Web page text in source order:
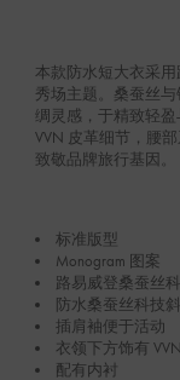
本款防水短大衣采
秀场主题。桑蚕丝
绸灵感，于精致轻
VVN 皮革细节，腰
致敬品牌旅行基因。
标准版型
Monogram 图案
路易威登桑蚕丝
防水桑蚕丝科技
插肩袖便于活动
衣领下方饰有
配有内衬